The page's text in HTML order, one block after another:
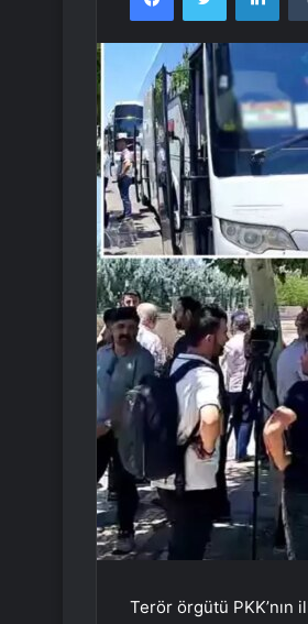
Terör örgütü